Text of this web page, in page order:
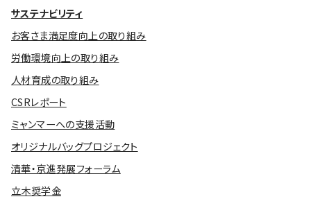
サステナビリティ
お客さま満足度向上の取り組み
労働環境向上の取り組み
人材育成の取り組み
CSRレポート
ミャンマーへの支援活動
オリジナルバッグプロジェクト
清華・京進発展フォーラム
立木奨学金